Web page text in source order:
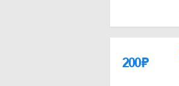
200₽